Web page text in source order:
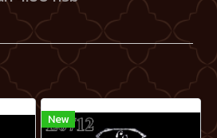
New